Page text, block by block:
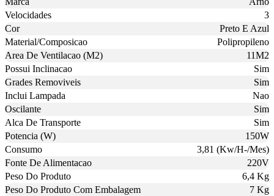
Velocidades
3
Cor
Preto E Azul
Material/Composicao
Polipropileno
Area De Ventilacao (M2)
11M2
Possui Inclinacao
Sim
Grades Removiveis
Sim
Inclui Lampada
Nao
Oscilante
Sim
Alca De Transporte
Sim
Potencia (W)
150W
Consumo
3,81 (Kw/H-/Mes)
Fonte De Alimentacao
220V
Peso Do Produto
6,4 Kg
Peso Do Produto Com Embalagem
7 Kg